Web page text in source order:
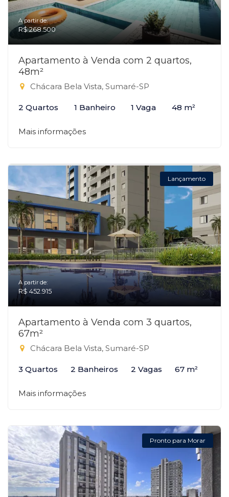
A partir de:
R$ 268.500
Apartamento à Venda com 2 quartos,
48m²
Chácara Bela Vista, Sumaré-SP
2 Quartos 1 Banheiro 1 Vaga 48 m²
Mais informações
Lançamento
A partir de:
R$ 452.915
Apartamento à Venda com 3 quartos,
67m²
Chácara Bela Vista, Sumaré-SP
3 Quartos 2 Banheiros 2 Vagas 67 m²
Mais informações
Pronto para Morar